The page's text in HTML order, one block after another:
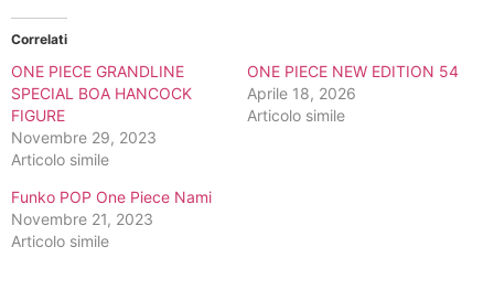
Correlati
ONE PIECE GRANDLINE
SPECIAL BOA HANCOCK
FIGURE
Novembre 29, 2023
Articolo simile
ONE PIECE NEW EDITION 54
Aprile 18, 2026
Articolo simile
Funko POP One Piece Nami
Novembre 21, 2023
Articolo simile